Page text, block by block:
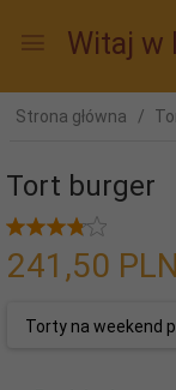
Witaj w
Strona główna
Tort burger
241,50 PLN
Torty na weekend